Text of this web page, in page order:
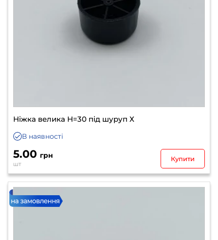
Ніжка велика Н=30 під шуруп Х
В наявності
5.00 грн
шт
Купити